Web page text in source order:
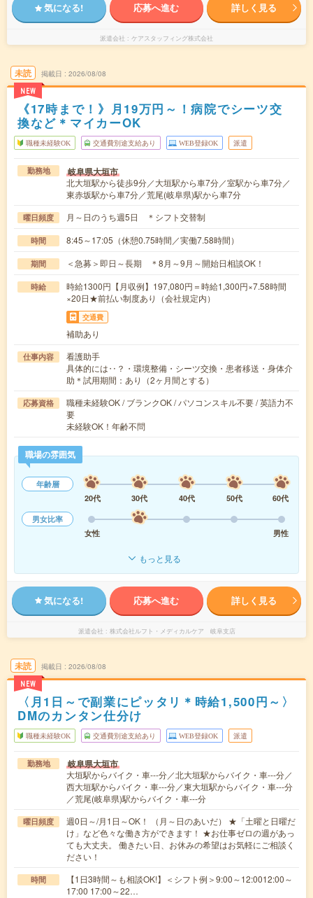
気になる! 応募へ進む 詳しく見る
派遣会社 ケアスタッフィング株式会社
未読
NEW
掲載日 2026/08/08
《17時まで！》月19万円～！病院でシーツ交
換など＊マイカーOK
職種未経験OK 交通費別途支給あり WEB登録OK 派遣
勤務地 岐阜県大垣市
北大垣駅から徒歩9分／大垣駅から車7分／室駅から車7分／
東赤坂駅から車7分／荒尾(岐阜県)駅から車7分
曜日頻度 月～日のうち週5日 ＊シフト交替制
時間 8:45～17:05（休憩0.75時間／実働7.58時間）
期間 ＜急募＞即日～長期 ＊8月～9月～開始日相談OK！
時給
時給1300円【月収例】197,080円＝時給1,300円×7.58時間
×20日★前払い制度あり（会社規定内）
交通費
補助あり
仕事内容
看護助手
具体的には‥？・環境整備・シーツ交換・患者移送・身体介
助＊試用期間：あり（2ヶ月間とする）
応募資格
職種未経験OK / ブランクOK / パソコンスキル不要 / 英語力不
要
未経験OK！年齢不問
職場の雰囲気
年齢層
20代
30代 40代 50代
60代
男女比率
女性
男性
もっと見る
気になる! 応募へ進む 詳しく見る
派遣会社 株式会社ルフト・メディカルケア 岐阜支店
未読
NEW
掲載日 2026/08/08
〈月1日～で副業にピッタリ＊時給1,500円～〉
DMのカンタン仕分け
職種未経験OK 交通費別途支給あり WEB登録OK 派遣
勤務地 岐阜県大垣市
大垣駅からバイク・車---分／北大垣駅からバイク・車---分／
西大垣駅からバイク・車---分／東大垣駅からバイク・車---分
／荒尾(岐阜県)駅からバイク・車---分
曜日頻度
週0日～/月1日～OK！ （月～日のあいだ） ★「土曜と日曜だ
け」など色々な働き方ができます！ ★お仕事ゼロの週があっ
ても大丈夫。 働きたい日、お休みの希望はお気軽にご相談く
ださい！
時間
【1日3時間～も相談OK!】＜シフト例＞9:00～12:0012:00～
17:00 17:00～22…